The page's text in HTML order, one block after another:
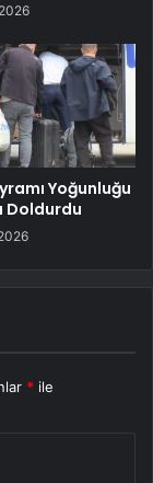
Yoğunluğu
Doldurdu
* ile